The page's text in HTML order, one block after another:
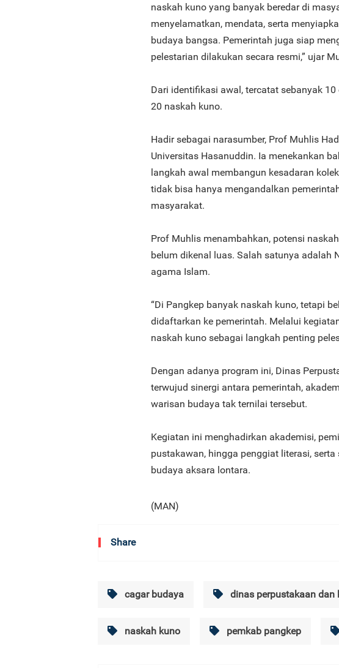
naskah kuno yang banyak beredar di
menyelamatkan, mendata, serta
budaya bangsa. Pemerintah juga siap
pelestarian dilakukan secara resmi,” ujar
Dari identifikasi awal, tercatat sebanyak
20 naskah kuno.
Hadir sebagai narasumber, Prof Muhlis
Universitas Hasanuddin. Ia menekankan
langkah awal membangun kesadaran
tidak bisa hanya mengandalkan
masyarakat.
Prof Muhlis menambahkan, potensi
belum dikenal luas. Salah satunya adalah
agama Islam.
“Di Pangkep banyak naskah kuno, tetapi
didaftarkan ke pemerintah. Melalui
naskah kuno sebagai langkah penting
Dengan adanya program ini, Dinas
terwujud sinergi antara pemerintah,
warisan budaya tak ternilai tersebut.
Kegiatan ini menghadirkan akademisi,
pustakawan, hingga penggiat literasi,
budaya aksara lontara.
(MAN)
Share
cagar budaya dinas perpustakaan dan
naskah kuno pemkab pangkep